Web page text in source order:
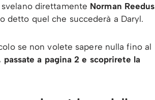
direttamente Norman Reedus
detto quel che succederà a Daryl.
se non volete sapere nulla fino al
a pagina 2 e scoprirete la